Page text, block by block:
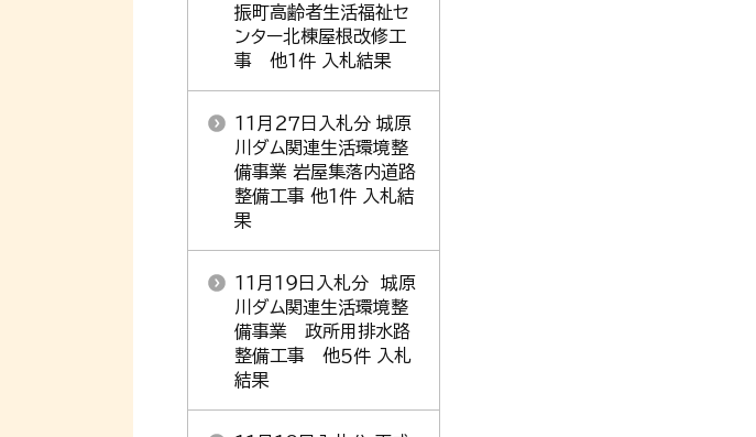
振町高齢者生活福祉セ
ンター北棟屋根改修工
事 他１件 入札結果
１１月２７日入札分 城原
川ダム関連生活環境整
備事業 岩屋集落内道路
整備工事 他１件 入札結
果
１１月１９日入札分 城原
川ダム関連生活環境整
備事業 政所用排水路
整備工事 他５件 入札
結果